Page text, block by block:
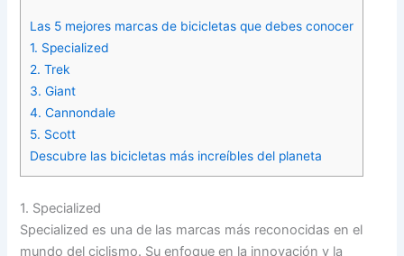
Las 5 mejores marcas de bicicletas que debes conocer
1. Specialized
2. Trek
3. Giant
4. Cannondale
5. Scott
Descubre las bicicletas más increíbles del planeta
1. Specialized
Specialized es una de las marcas más reconocidas en el
mundo del ciclismo. Su enfoque en la innovación y la